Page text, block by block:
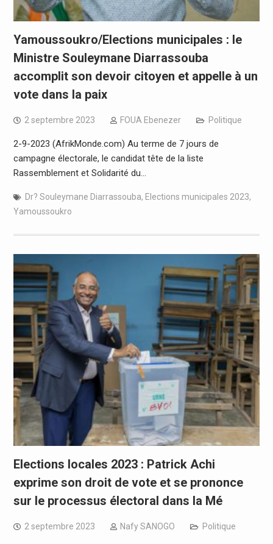
Yamoussoukro/Elections municipales : le
Ministre Souleymane Diarrassouba
accomplit son devoir citoyen et appelle à un
vote dans la paix
2 septembre 2023 FOUA Ebenezer Politique
2-9-2023 (AfrikMonde.com) Au terme de 7 jours de
campagne électorale, le candidat tête de la liste
Rassemblement et Solidarité du…
Dr? Souleymane Diarrassouba, Elections municipales 2023,
Yamoussoukro
Elections locales 2023 : Patrick Achi
exprime son droit de vote et se prononce
sur le processus électoral dans la Mé
2 septembre 2023 Nafy SANOGO Politique